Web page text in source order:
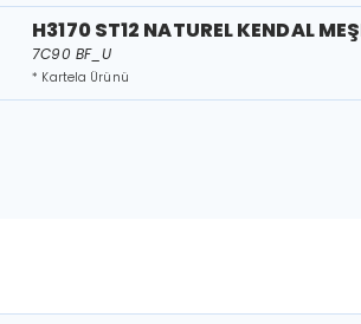
H3170 ST12 NATUREL KENDAL
7C90 BF_U
* Kartela Ürünü